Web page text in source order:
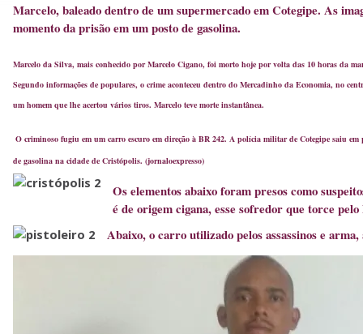
Marcelo, baleado dentro de um supermercado em Cotegipe. As
momento da prisão em um posto de gasolina.
Marcelo da Silva, mais conhecido por Marcelo Cigano, foi morto hoje por volta das 10 horas da
Segundo informações de populares, o crime aconteceu dentro do Mercadinho da Economia, no
um homem que lhe acertou vários tiros. Marcelo teve morte instantânea.
O criminoso fugiu em um carro escuro em direção à BR 242. A polícia militar de Cotegipe saiu em
de gasolina na cidade de Cristópolis. (jornaloexpresso)
Os elementos abaixo foram presos como
é de origem cigana, esse sofredor que torce pelo
Abaixo, o carro utilizado pelos assassinos e